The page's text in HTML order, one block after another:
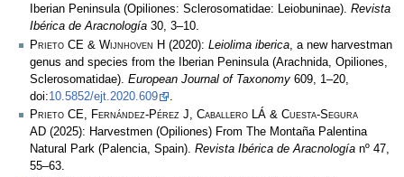
Iberian Peninsula (Opiliones: Sclerosomatidae: Leiobuninae). Revista
Ibérica de Aracnología 30, 3–10.
Prieto CE & Wijnhoven H (2020): Leiolima iberica , a new harvestman
genus and species from the Iberian Peninsula (Arachnida, Opiliones,
Sclerosomatidae). European Journal of Taxonomy 609, 1–20,
doi:10.5852/ejt.2020.609
Prieto CE, Fernández-Pérez J, Caballero LÁ & Cuesta-Segura
AD (2025): Harvestmen (Opiliones) From The Montaña Palentina
Natural Park (Palencia, Spain). Revista Ibérica de Aracnología nº 47,
55–63.